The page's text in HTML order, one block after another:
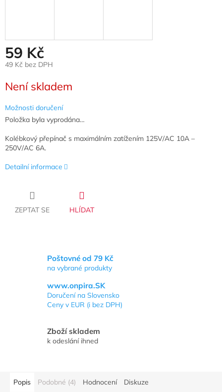
59 Kč
49 Kč bez DPH
cena:
Není skladem
Možnosti doručení
Položka byla vyprodána…
Kolébkový přepínač s maximálním zatížením 125V/AC 10A –
250V/AC 6A.
Detailní informace
ZEPTAT SE HLÍDAT
Poštovné od 79 Kč
na vybrané produkty
www.onpira.SK
Doručení na Slovensko
Ceny v EUR (i bez DPH)
Zboží skladem
k odeslání ihned
Popis Podobné (4) Hodnocení Diskuze